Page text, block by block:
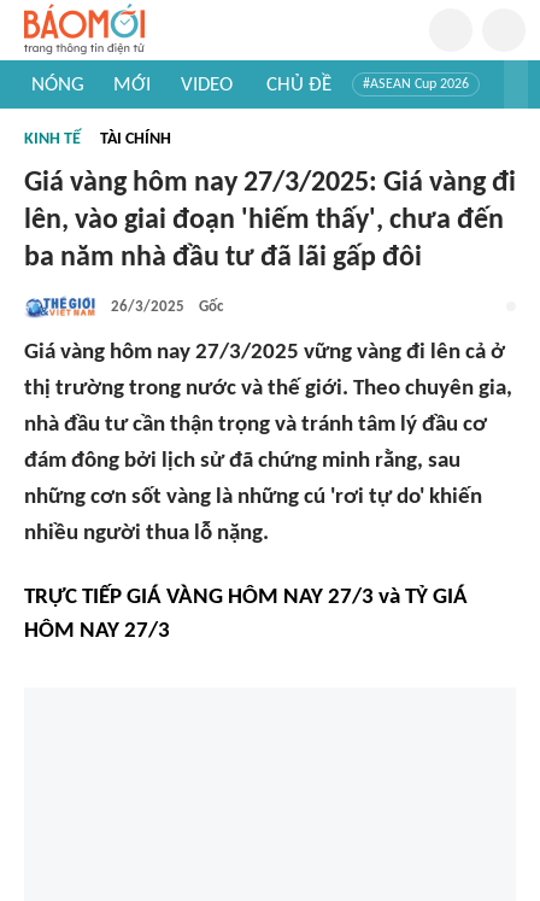
NÓNG MỚI VIDEO CHỦ ĐỀ #ASEAN Cup 2026
#Khám phá thế giới
KINH TẾ TÀI CHÍNH
Giá vàng hôm nay 27/3/2025: Giá vàng đi
lên, vào giai đoạn 'hiếm thấy', chưa đến
ba năm nhà đầu tư đã lãi gấp đôi
26/3/2025 Gốc
Giá vàng hôm nay 27/3/2025 vững vàng đi lên cả ở
thị trường trong nước và thế giới. Theo chuyên gia,
nhà đầu tư cần thận trọng và tránh tâm lý đầu cơ
đám đông bởi lịch sử đã chứng minh rằng, sau
những cơn sốt vàng là những cú 'rơi tự do' khiến
nhiều người thua lỗ nặng.
TRỰC TIẾP GIÁ VÀNG HÔM NAY 27/3 và TỶ GIÁ
HÔM NAY 27/3